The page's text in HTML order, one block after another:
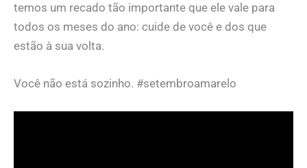
temos um recado tão importante que ele vale para
todos os meses do ano: cuide de você e dos que
estão à sua volta.
Você não está sozinho. #setembroamarelo